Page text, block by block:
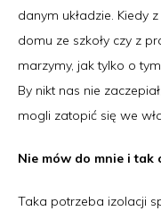
danym układzie. Kiedy
domu ze szkoły czy z
marzymy, jak tylko o
By nikt nas nie
mogli zatopić się we
Nie mów do mnie i tak
Taka potrzeba izolacji